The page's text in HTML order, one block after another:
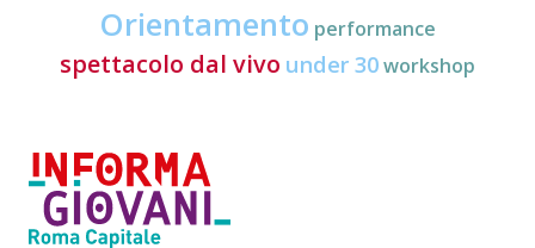
Orientamento performance
spettacolo dal vivo under 30workshop